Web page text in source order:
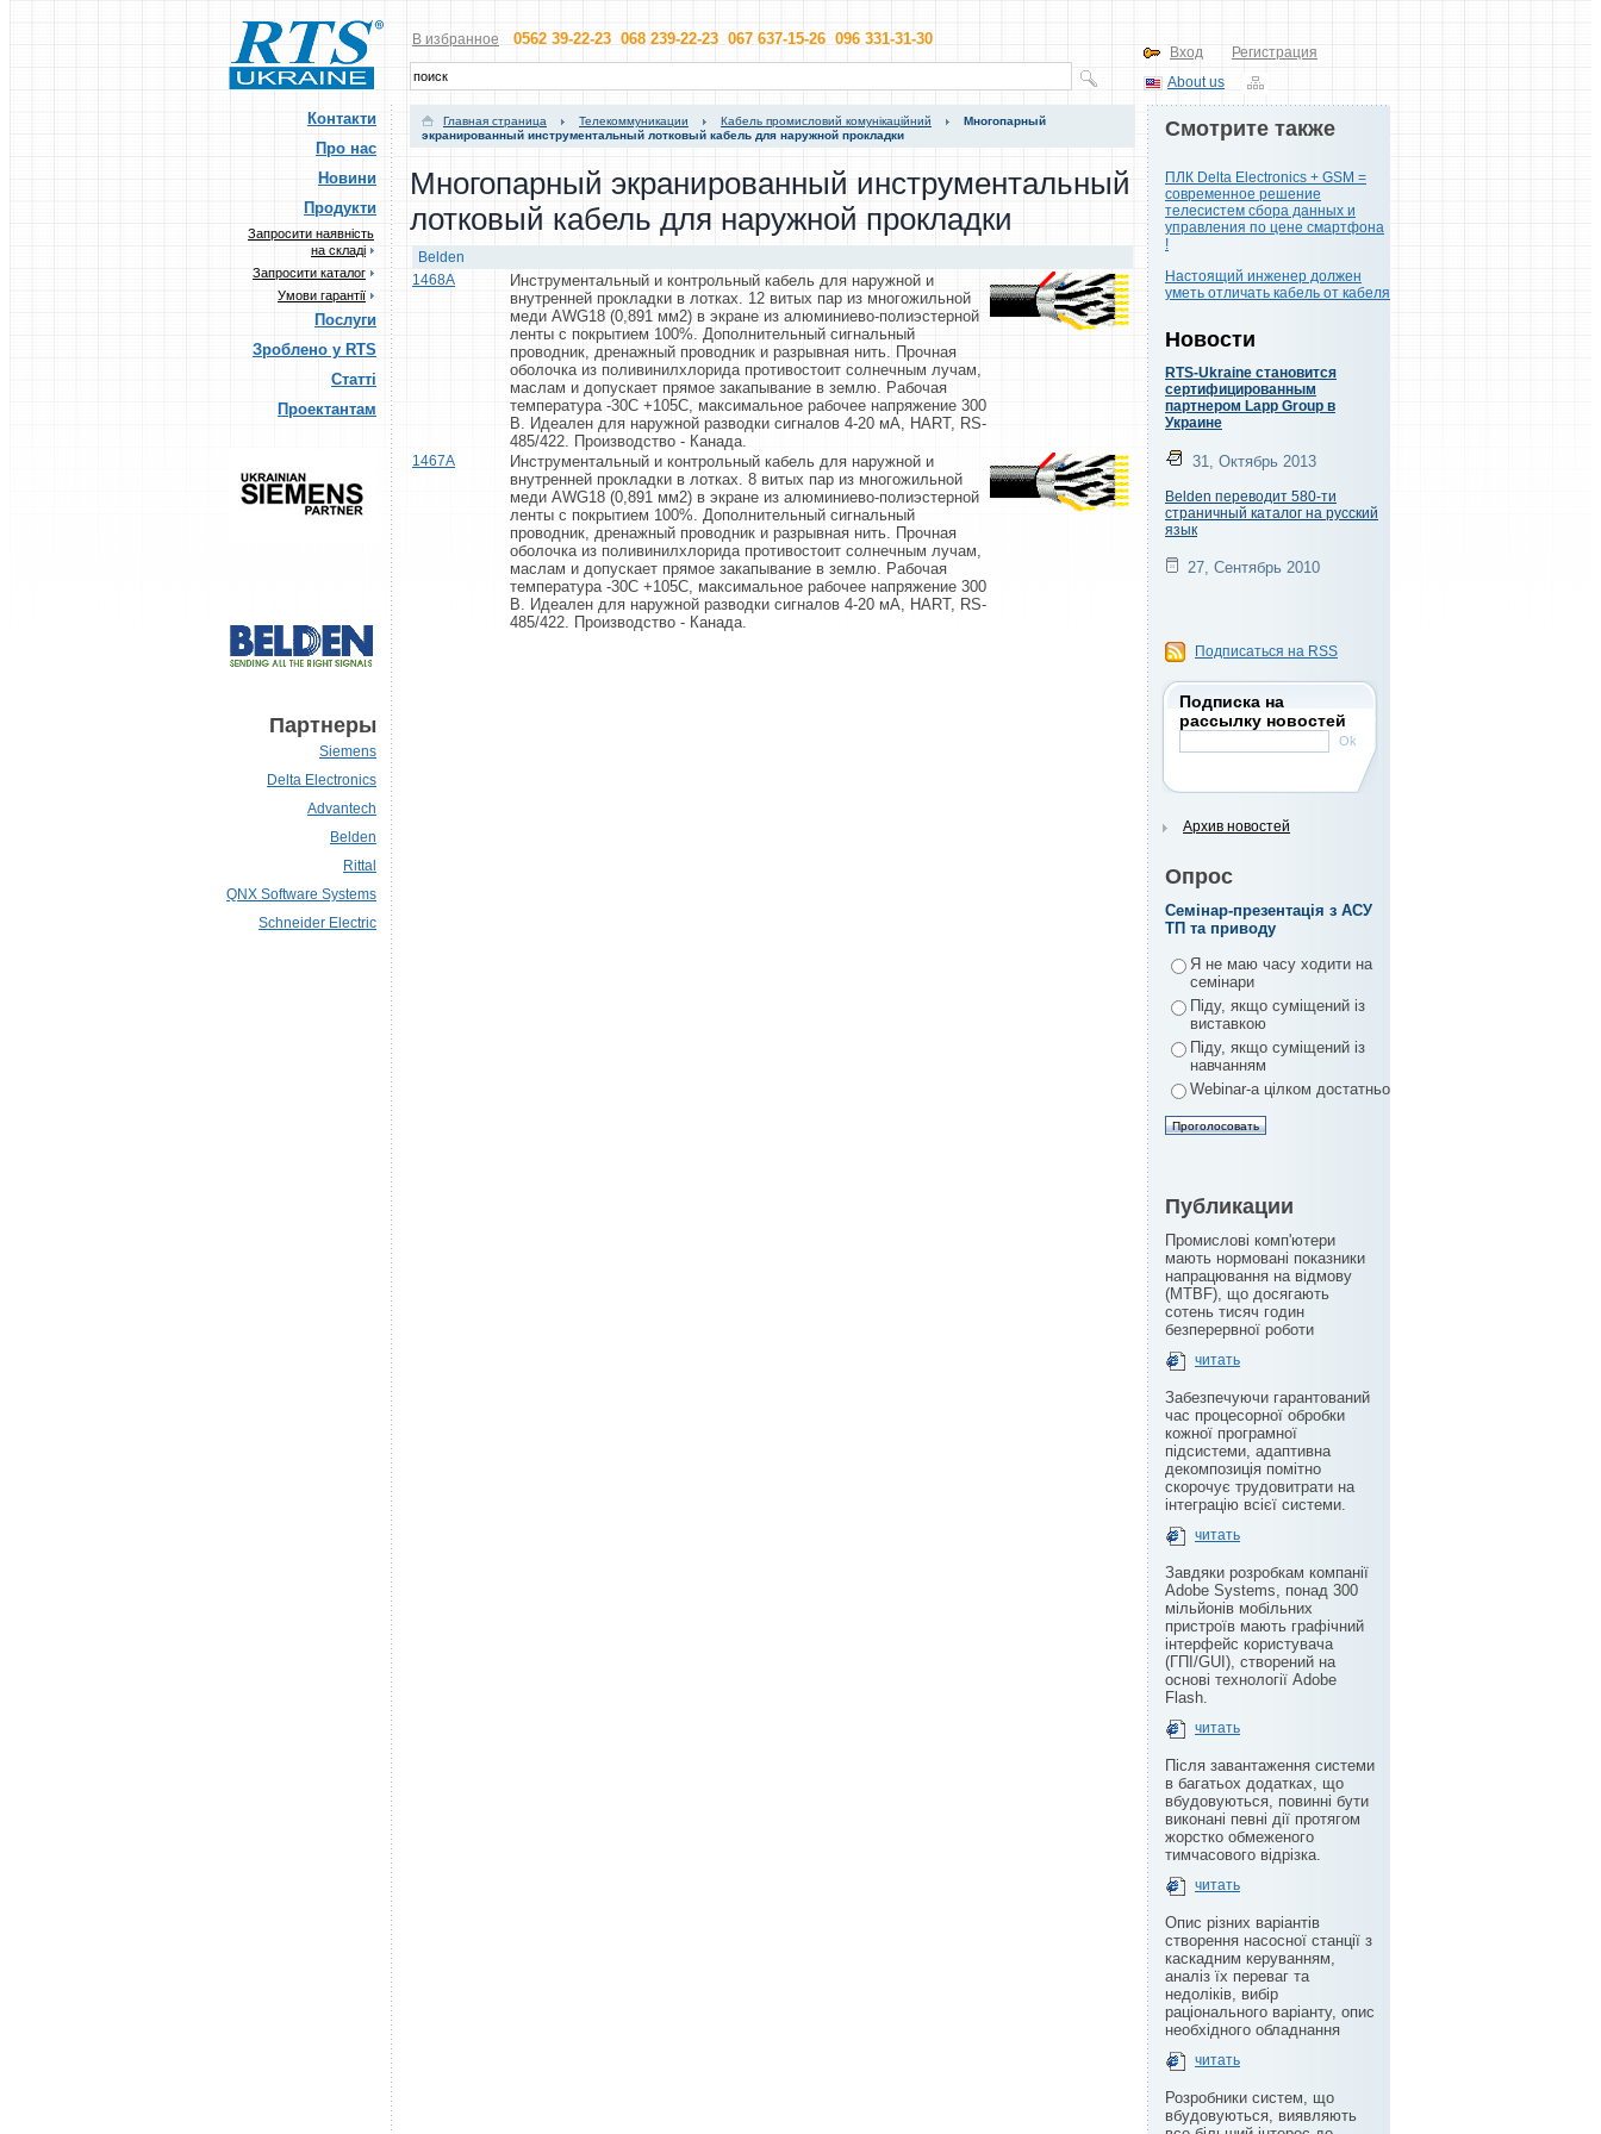
В избранное 0562 39-22-23 068 239-22-23 067 637-15-26 096 331-31-30
Вход
Регистрация
About us
Контакти
Про нас
Новини
Продукти
Запросити наявність
на складі
Запросити каталог
Умови гарантії
Послуги
Зроблено у RTS
Статті
Проектантам
Партнеры
Siemens
Delta Electronics
Advantech
Belden
Rittal
QNX Software Systems
Schneider Electric
Главная страница Телекоммуникации Кабель промисловий комунікаційний
Многопарный
экранированный инструментальный лотковый кабель для наружной прокладки
Многопарный экранированный инструментальный
лотковый кабель для наружной прокладки
Belden
1468A
Инструментальный и контрольный кабель для наружной и
внутренней прокладки в лотках. 12 витых пар из многожильной
меди AWG18 (0,891 мм2) в экране из алюминиево-полиэстерной
ленты с покрытием 100%. Дополнительный сигнальный
проводник, дренажный проводник и разрывная нить. Прочная
оболочка из поливинилхлорида противостоит солнечным лучам,
маслам и допускает прямое закапывание в землю. Рабочая
температура -30С +105С, максимальное рабочее напряжение 300
В. Идеален для наружной разводки сигналов 4-20 мА, HART, RS-
485/422. Производство - Канада.
1467A
Инструментальный и контрольный кабель для наружной и
внутренней прокладки в лотках. 8 витых пар из многожильной
меди AWG18 (0,891 мм2) в экране из алюминиево-полиэстерной
ленты с покрытием 100%. Дополнительный сигнальный
проводник, дренажный проводник и разрывная нить. Прочная
оболочка из поливинилхлорида противостоит солнечным лучам,
маслам и допускает прямое закапывание в землю. Рабочая
температура -30С +105С, максимальное рабочее напряжение 300
В. Идеален для наружной разводки сигналов 4-20 мА, HART, RS-
485/422. Производство - Канада.
Смотрите также
ПЛК Delta Electronics + GSM =
современное решение
телесистем сбора данных и
управления по цене смартфона
!
Настоящий инженер должен
уметь отличать кабель от кабеля
Новости
RTS-Ukraine становится
сертифицированным
партнером Lapp Group в
Украине
31, Октябрь 2013
Belden переводит 580-ти
страничный каталог на русский
язык
27, Сентябрь 2010
Подписаться на RSS
Подписка на
рассылку новостей
Архив новостей
Опрос
Семінар-презентація з АСУ
ТП та приводу
Я не маю часу ходити на
семінари
Піду, якщо суміщений із
виставкою
Піду, якщо суміщений із
навчанням
Webinar-а цілком достатньо
Публикации
Промислові комп'ютери
мають нормовані показники
напрацювання на відмову
(MTBF), що досягають
сотень тисяч годин
безперервної роботи
читать
Забезпечуючи гарантований
час процесорної обробки
кожної програмної
підсистеми, адаптивна
декомпозиція помітно
скорочує трудовитрати на
інтеграцію всієї системи.
читать
Завдяки розробкам компанії
Adobe Systems, понад 300
мільйонів мобільних
пристроїв мають графічний
інтерфейс користувача
(ГПІ/GUI), створений на
основі технології Adobe
Flash.
читать
Після завантаження системи
в багатьох додатках, що
вбудовуються, повинні бути
виконані певні дії протягом
жорстко обмеженого
тимчасового відрізка.
читать
Опис різних варіантів
створення насосної станції з
каскадним керуванням,
аналіз їх переваг та
недоліків, вибір
раціонального варіанту, опис
необхідного обладнання
читать
Розробники систем, що
вбудовуються, виявляють